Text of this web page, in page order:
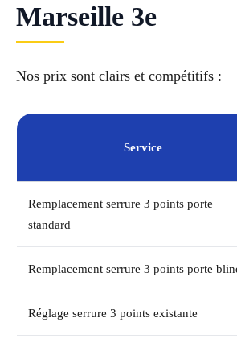
Marseille 3e
Nos prix sont clairs et compétitifs :
Service
Remplacement serrure 3 points porte
standard
Remplacement serrure 3 points porte
Réglage serrure 3 points existante